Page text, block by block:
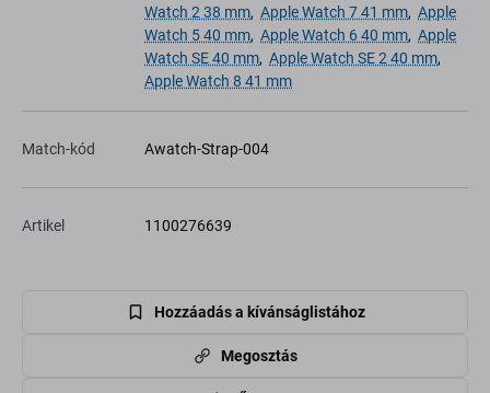
Watch 2 38 mm, Apple Watch 7 41 mm, Apple
Watch 5 40 mm, Apple Watch 6 40 mm, Apple
Watch SE 40 mm, Apple Watch SE 2 40 mm,
Apple Watch 8 41 mm
Match-kód Awatch-Strap-004
Artikel 1100276639
Hozzáadás a kívánságlistához
Megosztás